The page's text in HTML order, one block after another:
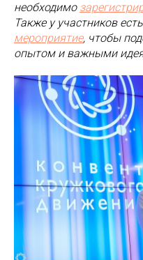
необходимо
Также у участников
мероприятие, чтобы
опытом и важными